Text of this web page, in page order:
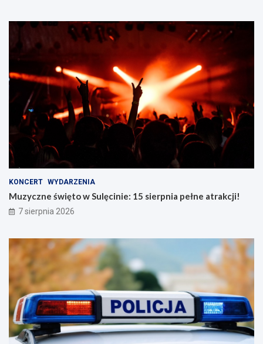
KONCERT WYDARZENIA
Muzyczne święto w Sulęcinie: 15 sierpnia pełne atrakcji!
7 sierpnia 2026